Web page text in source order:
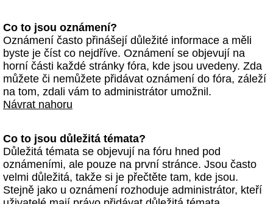
Co to jsou oznámení?
Oznámení často přinášejí důležité informace a měli
byste je číst co nejdříve. Oznámení se objevují na
horní části každé stránky fóra, kde jsou uvedeny. Zda
můžete či nemůžete přidávat oznámení do fóra, záleží
na tom, zdali vám to administrátor umožnil.
Návrat nahoru
Co to jsou důležitá témata?
Důležitá témata se objevují na fóru hned pod
oznámeními, ale pouze na první stránce. Jsou často
velmi důležitá, takže si je přečtěte tam, kde jsou.
Stejně jako u oznámení rozhoduje administrátor, kteří